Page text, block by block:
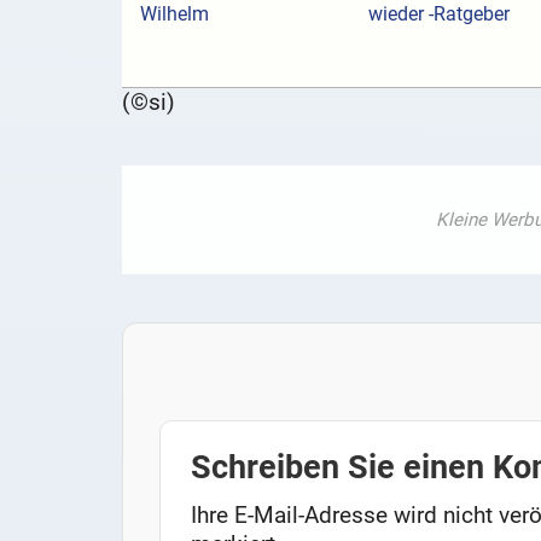
Wilhelm
wieder -Ratgeber
(©si)
Schreiben Sie einen
Ihre E-Mail-Adresse wird nicht